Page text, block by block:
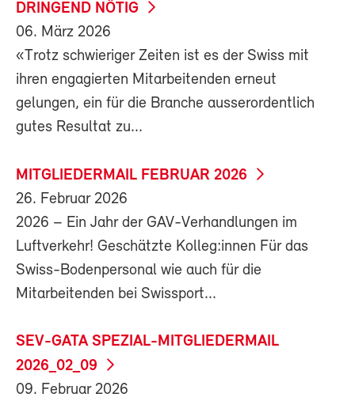
DRINGEND NÖTIG
06. März 2026
«Trotz schwieriger Zeiten ist es der Swiss mit
ihren engagierten Mitarbeitenden erneut
gelungen, ein für die Branche ausserordentlich
gutes Resultat zu...
MITGLIEDERMAIL FEBRUAR 2026
26. Februar 2026
2026 – Ein Jahr der GAV-Verhandlungen im
Luftverkehr! Geschätzte Kolleg:innen Für das
Swiss-Bodenpersonal wie auch für die
Mitarbeitenden bei Swissport...
SEV-GATA SPEZIAL-MITGLIEDERMAIL
2026_02_09
09. Februar 2026